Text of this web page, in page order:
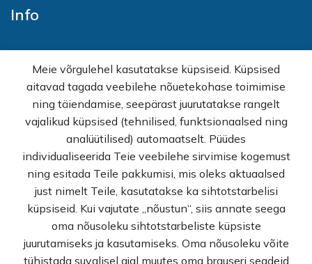
Info
E-pood
Kampaaniad
Hulgimüük
Ostuabi
Müügitingimused
Privaatsuspoliitika
Kontakt
© Rekvi.ee
Meie võrgulehel kasutatakse küpsiseid. Küpsised
aitavad tagada veebilehe nõuetekohase toimimise
ning täiendamise, seepärast juurutatakse rangelt
vajalikud küpsised (tehnilised, funktsionaalsed ning
analüütilised) automaatselt. Püüdes
individualiseerida Teie veebilehe sirvimise kogemust
ning esitada Teile pakkumisi, mis oleks aktuaalsed
just nimelt Teile, kasutatakse ka sihtotstarbelisi
küpsiseid. Kui vajutate „nõustun“, siis annate seega
oma nõusoleku sihtotstarbeliste küpsiste
juurutamiseks ja kasutamiseks. Oma nõusoleku võite
tühistada suvalisel ajal muutes oma brauseri seadeid